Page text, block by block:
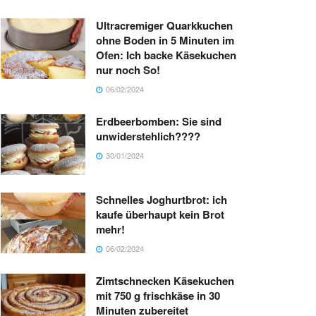
Ultracremiger Quarkkuchen
ohne Boden in 5 Minuten im
Ofen: Ich backe Käsekuchen
nur noch So!
06/02/2024
Erdbeerbomben: Sie sind
unwiderstehlich????
30/01/2024
Schnelles Joghurtbrot: ich
kaufe überhaupt kein Brot
mehr!
06/02/2024
Zimtschnecken Käsekuchen
mit 750 g frischkäse in 30
Minuten zubereitet